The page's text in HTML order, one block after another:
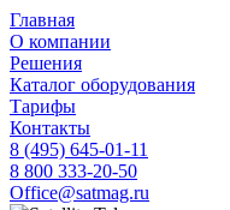
Главная
О компании
Решения
Каталог оборудования
Тарифы
Контакты
8 (495) 645-01-11
8 800 333-20-50
Office@satmag.ru